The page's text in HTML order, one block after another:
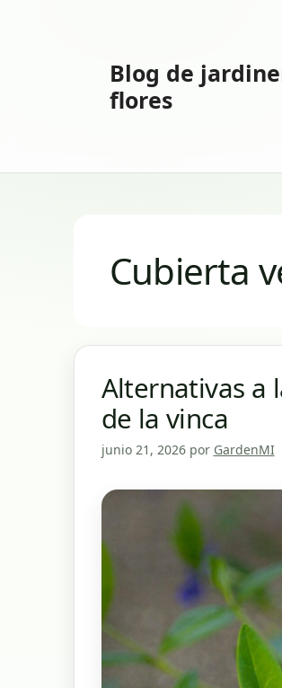
Blog de
flores
Cubierta
Alternativas a
de la vinca
junio 21, 2026 por GardenMI